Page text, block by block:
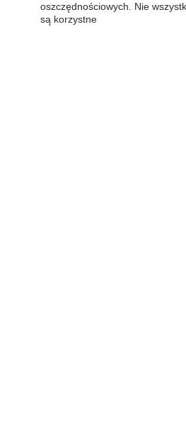
oszczędnościowych. Nie
są korzystne